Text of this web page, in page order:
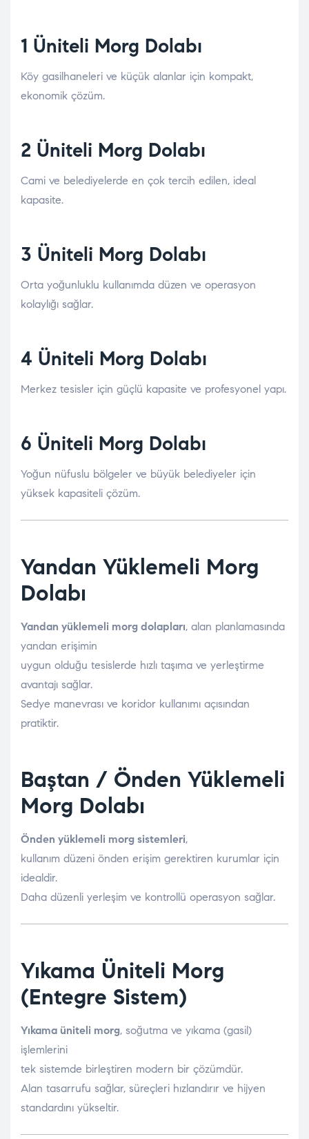
1 Üniteli Morg Dolabı
Köy gasilhaneleri ve küçük alanlar için kompakt,
ekonomik çözüm.
2 Üniteli Morg Dolabı
Cami ve belediyelerde en çok tercih edilen, ideal
kapasite.
3 Üniteli Morg Dolabı
Orta yoğunluklu kullanımda düzen ve operasyon
kolaylığı sağlar.
4 Üniteli Morg Dolabı
Merkez tesisler için güçlü kapasite ve profesyonel yapı.
6 Üniteli Morg Dolabı
Yoğun nüfuslu bölgeler ve büyük belediyeler için
yüksek kapasiteli çözüm.
Yandan Yüklemeli Morg
Dolabı
Yandan yüklemeli morg dolapları, alan planlamasında
yandan erişimin
uygun olduğu tesislerde hızlı taşıma ve yerleştirme
avantajı sağlar.
Sedye manevrası ve koridor kullanımı açısından
pratiktir.
Baştan / Önden Yüklemeli
Morg Dolabı
Önden yüklemeli morg sistemleri,
kullanım düzeni önden erişim gerektiren kurumlar için
idealdir.
Daha düzenli yerleşim ve kontrollü operasyon sağlar.
Yıkama Üniteli Morg
(Entegre Sistem)
Yıkama üniteli morg, soğutma ve yıkama (gasil)
işlemlerini
tek sistemde birleştiren modern bir çözümdür.
Alan tasarrufu sağlar, süreçleri hızlandırır ve hijyen
standardını yükseltir.